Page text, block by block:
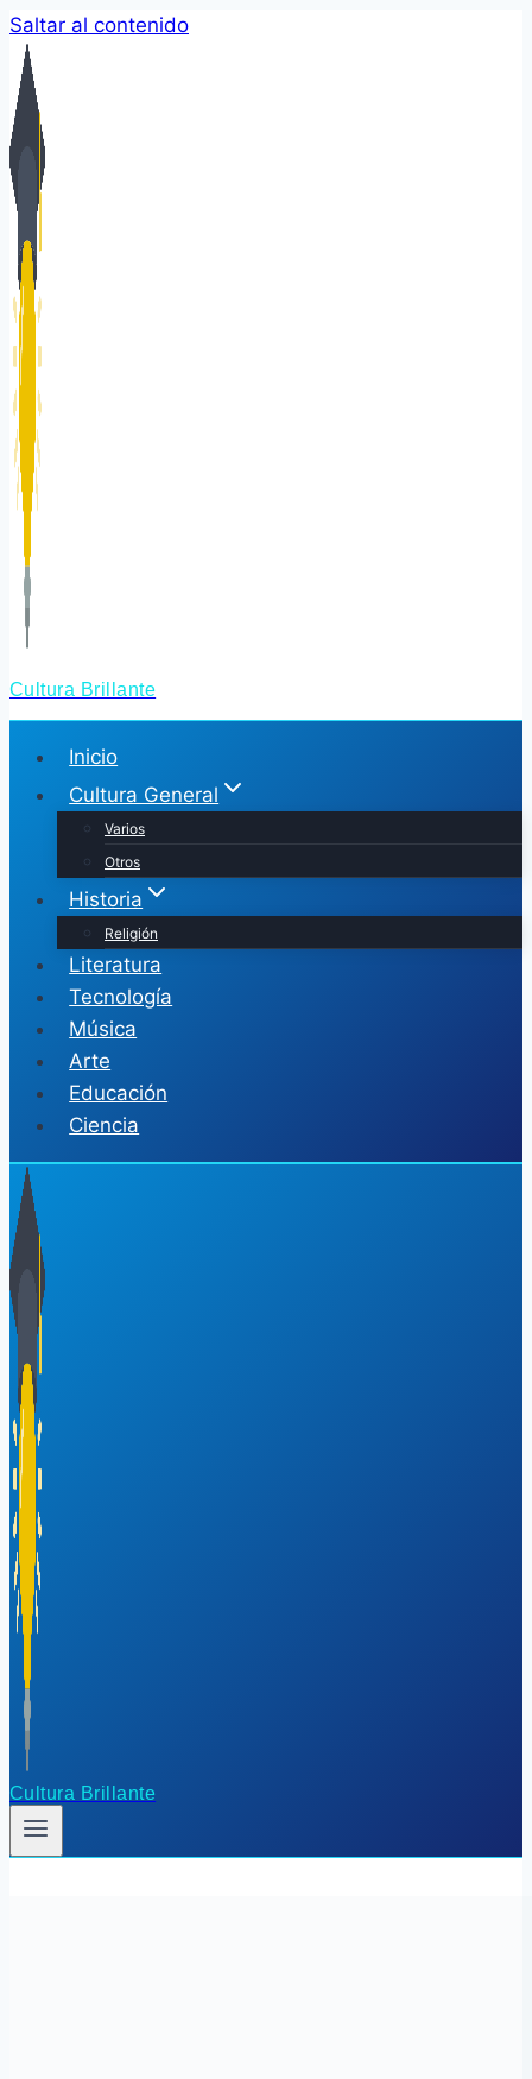
Saltar al contenido
Cultura Brillante
Inicio
Cultura General
Varios
Otros
Historia
Religión
Literatura
Tecnología
Música
Arte
Educación
Ciencia
Cultura Brillante